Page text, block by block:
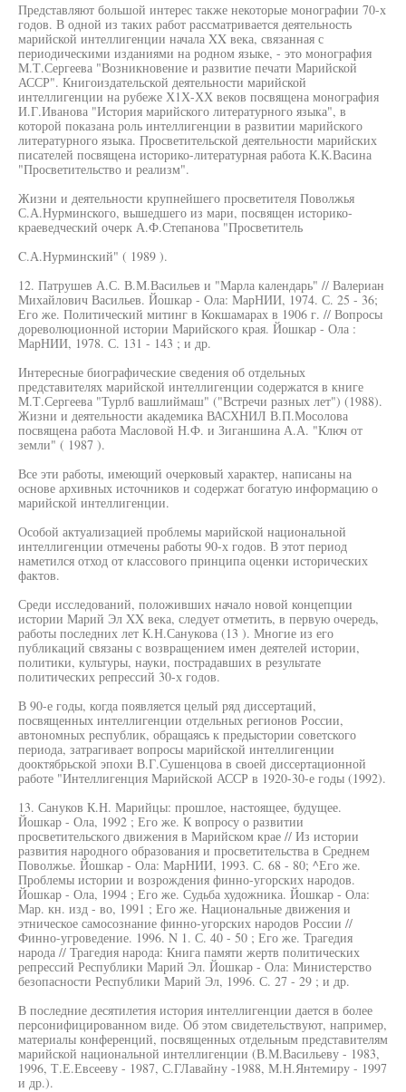
Представляют большой интерес также некоторые монографии 70-х
годов. В одной из таких работ рассматривается деятельность
марийской интеллигенции начала XX века, связанная с
периодическими изданиями на родном языке, - это монография
М.Т.Сергеева "Возникновение и развитие печати Марийской
АССР". Книгоиздательской деятельности марийской
интеллигенции на рубеже Х1Х-ХХ веков посвящена монография
И.Г.Иванова "История марийского литературного языка", в
которой показана роль интеллигенции в развитии марийского
литературного языка. Просветительской деятельности марийских
писателей посвящена историко-литературная работа К.К.Васина
"Просветительство и реализм".
Жизни и деятельности крупнейшего просветителя Поволжья
С.А.Нурминского, вышедшего из мари, посвящен историко-
краеведческий очерк А.Ф.Степанова "Просветитель
C.А.Нурминский" ( 1989 ).
12. Патрушев А.С. В.М.Васильев и "Марла календарь" // Валериан
Михайлович Васильев. Йошкар - Ола: МарНИИ, 1974. С. 25 - 36;
Его же. Политический митинг в Кокшамарах в 1906 г. // Вопросы
дореволюционной истории Марийского края. Йошкар - Ола :
МарНИИ, 1978. С. 131 - 143 ; и др.
Интересные биографические сведения об отдельных
представителях марийской интеллигенции содержатся в книге
М.Т.Сергеева "Турлб вашлиймаш" ("Встречи разных лет") (1988).
Жизни и деятельности академика ВАСХНИЛ В.П.Мосолова
посвящена работа Масловой Н.Ф. и Зиганшина А.А. "Ключ от
земли" ( 1987 ).
Все эти работы, имеющий очерковый характер, написаны на
основе архивных источников и содержат богатую информацию о
марийской интеллигенции.
Особой актуализацией проблемы марийской национальной
интеллигенции отмечены работы 90-х годов. В этот период
наметился отход от классового принципа оценки исторических
фактов.
Среди исследований, положивших начало новой концепции
истории Марий Эл XX века, следует отметить, в первую очередь,
работы последних лет К.Н.Санукова (13 ). Многие из его
публикаций связаны с возвращением имен деятелей истории,
политики, культуры, науки, пострадавших в результате
политических репрессий 30-х годов.
В 90-е годы, когда появляется целый ряд диссертаций,
посвященных интеллигенции отдельных регионов России,
автономных республик, обращаясь к предыстории советского
периода, затрагивает вопросы марийской интеллигенции
дооктябрьской эпохи В.Г.Сушенцова в своей диссертационной
работе "Интеллигенция Марийской АССР в 1920-30-е годы (1992).
13. Сануков К.Н. Марийцы: прошлое, настоящее, будущее.
Йошкар - Ола, 1992 ; Его же. К вопросу о развитии
просветительского движения в Марийском крае // Из истории
развития народного образования и просветительства в Среднем
Поволжье. Йошкар - Ола: МарНИИ, 1993. С. 68 - 80; ^Его же.
Проблемы истории и возрождения финно-угорских народов.
Йошкар - Ола, 1994 ; Его же. Судьба художника. Йошкар - Ола:
Мар. кн. изд - во, 1991 ; Его же. Национальные движения и
этническое самосознание финно-угорских народов России //
Финно-угроведение. 1996. N 1. С. 40 - 50 ; Его же. Трагедия
народа // Трагедия народа: Книга памяти жертв политических
репрессий Республики Марий Эл. Йошкар - Ола: Министерство
безопасности Республики Марий Эл, 1996. С. 27 - 29 ; и др.
В последние десятилетия история интеллигенции дается в более
персонифицированном виде. Об этом свидетельствуют, например,
материалы конференций, посвященных отдельным представителям
марийской национальной интеллигенции (В.М.Васильеву - 1983,
1996, Т.Е.Евсееву - 1987, С.ГЛавайну -1988, М.Н.Янтемиру - 1997
и др.).